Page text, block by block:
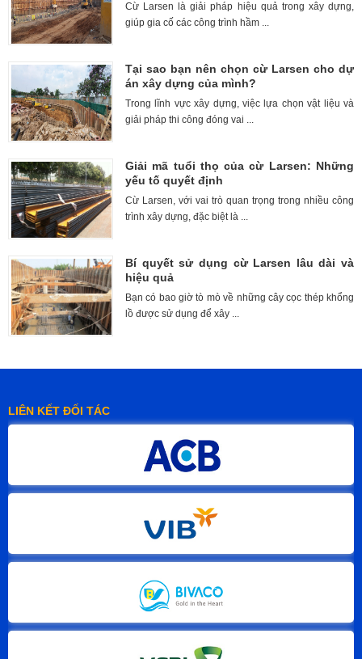
Cừ Larsen là giải pháp hiệu quả trong xây dựng,
giúp gia cố các công trình hầm ...
Tại sao bạn nên chọn cừ Larsen cho dự
án xây dựng của mình?
Trong lĩnh vực xây dựng, việc lựa chọn vật liệu và
giải pháp thi công đóng vai ...
Giải mã tuổi thọ của cừ Larsen: Những
yếu tố quyết định
Cừ Larsen, với vai trò quan trọng trong nhiều công
trình xây dựng, đặc biệt là ...
Bí quyết sử dụng cừ Larsen lâu dài và
hiệu quả
Bạn có bao giờ tò mò về những cây cọc thép khổng
lồ được sử dụng để xây ...
LIÊN KẾT ĐỐI TÁC